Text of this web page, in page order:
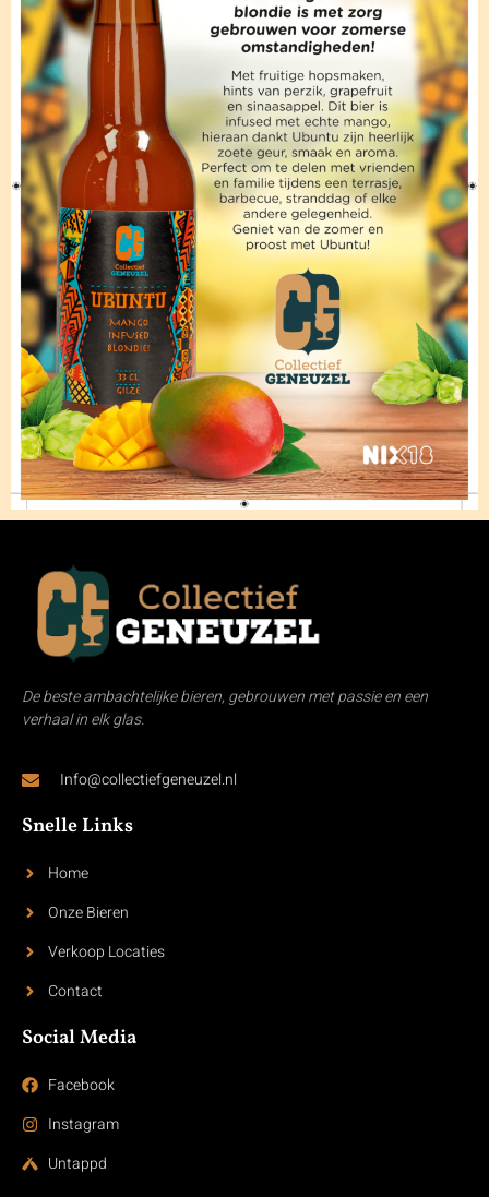
De beste ambachtelijke bieren, gebrouwen met passie en een
verhaal in elk glas.
Info@collectiefgeneuzel.nl
Snelle Links
Home
Onze Bieren
Verkoop Locaties
Contact
Social Media
Facebook
Instagram
Untappd